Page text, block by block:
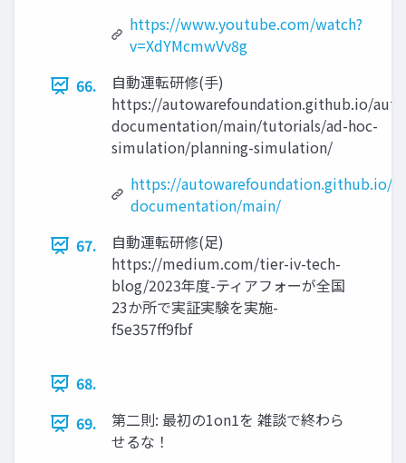
https://www.youtube.com/watch?
v=XdYMcmwVv8g
66.
自動運転研修(手)
https://autowarefoundation.github.io/
documentation/main/tutorials/ad-hoc-
simulation/planning-simulation/
https://autowarefoundation.github.io/
documentation/main/
67.
自動運転研修(足)
https://medium.com/tier-iv-tech-
blog/2023年度-ティアフォーが全国
23か所で実証実験を実施-
f5e357ff9fbf
68.
69.
第二則: 最初の1on1を 雑談で終わら
せるな！